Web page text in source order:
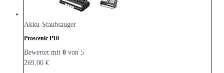
Akku-Staubsauger
Proscenic P10
Bewertet mit0 von 5
269,00€